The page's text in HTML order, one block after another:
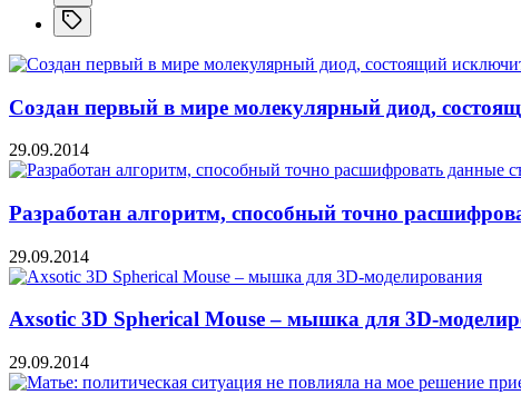
Создан первый в мире молекулярный диод,
29.09.2014
Разработан алгоритм, способный точно
29.09.2014
Axsotic 3D Spherical Mouse – мышка для 3D-
29.09.2014